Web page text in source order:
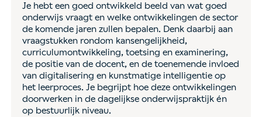
Je hebt een goed ontwikkeld beeld van wat goed
onderwijs vraagt en welke ontwikkelingen de sector
de komende jaren zullen bepalen. Denk daarbij aan
vraagstukken rondom kansengelijkheid,
curriculumontwikkeling, toetsing en examinering,
de positie van de docent, en de toenemende invloed
van digitalisering en kunstmatige intelligentie op
het leerproces. Je begrijpt hoe deze ontwikkelingen
doorwerken in de dagelijkse onderwijspraktijk én
op bestuurlijk niveau.